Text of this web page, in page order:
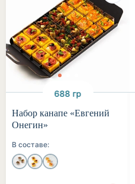
688 гр
Набор канапе «Евгений
Онегин»
В составе: